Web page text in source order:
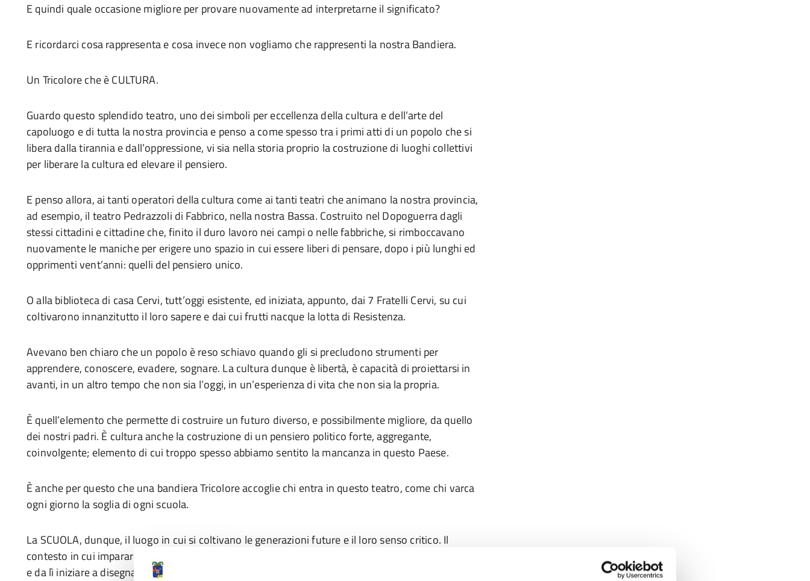
E quindi quale occasione migliore per provare nuovamente ad interpretarne il significato?
E ricordarci cosa rappresenta e cosa invece non vogliamo che rappresenti la nostra Bandiera.
Un Tricolore che è CULTURA.
Guardo questo splendido teatro, uno dei simboli per eccellenza della cultura e dell’arte del
capoluogo e di tutta la nostra provincia e penso a come spesso tra i primi atti di un popolo che si
libera dalla tirannia e dall’oppressione, vi sia nella storia proprio la costruzione di luoghi collettivi
per liberare la cultura ed elevare il pensiero.
E penso allora, ai tanti operatori della cultura come ai tanti teatri che animano la nostra provincia,
ad esempio, il teatro Pedrazzoli di Fabbrico, nella nostra Bassa. Costruito nel Dopoguerra dagli
stessi cittadini e cittadine che, finito il duro lavoro nei campi o nelle fabbriche, si rimboccavano
nuovamente le maniche per erigere uno spazio in cui essere liberi di pensare, dopo i più lunghi ed
opprimenti vent’anni: quelli del pensiero unico.
O alla biblioteca di casa Cervi, tutt’oggi esistente, ed iniziata, appunto, dai 7 Fratelli Cervi, su cui
coltivarono innanzitutto il loro sapere e dai cui frutti nacque la lotta di Resistenza.
Avevano ben chiaro che un popolo è reso schiavo quando gli si precludono strumenti per
apprendere, conoscere, evadere, sognare. La cultura dunque è libertà, è capacità di proiettarsi in
avanti, in un altro tempo che non sia l’oggi, in un’esperienza di vita che non sia la propria.
È quell’elemento che permette di costruire un futuro diverso, e possibilmente migliore, da quello
dei nostri padri. È cultura anche la costruzione di un pensiero politico forte, aggregante,
coinvolgente; elemento di cui troppo spesso abbiamo sentito la mancanza in questo Paese.
È anche per questo che una bandiera Tricolore accoglie chi entra in questo teatro, come chi varca
ogni giorno la soglia di ogni scuola.
La SCUOLA, dunque, il luogo in cui si coltivano le generazioni future e il loro senso critico. Il
contesto in cui imparare la convivenza e la condivisione, in cui esplorare le proprie radici culturali
e da lì iniziare a disegnare il proprio futuro.